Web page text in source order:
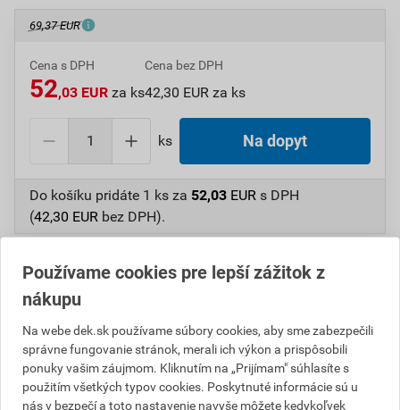
69,37 EUR
Cena s DPH
52,03 EUR za ks
Cena bez DPH
42,30 EUR za ks
ks Na dopyt
Do košíku pridáte 1 ks za 52,03 EUR s DPH
(42,30 EUR bez DPH).
VýrobcaRÖBEN
Popis
Anténny komplet pre škridlu Monza plus.
Používame cookies pre lepší zážitok z
nákupu
Na webe dek.sk používame súbory cookies, aby sme zabezpečili
správne fungovanie stránok, merali ich výkon a prispôsobili
ponuky vašim záujmom. Kliknutím na „Prijímam" súhlasíte s
použitím všetkých typov cookies. Poskytnuté informácie sú u
nás v bezpečí a toto nastavenie navyše môžete kedykoľvek